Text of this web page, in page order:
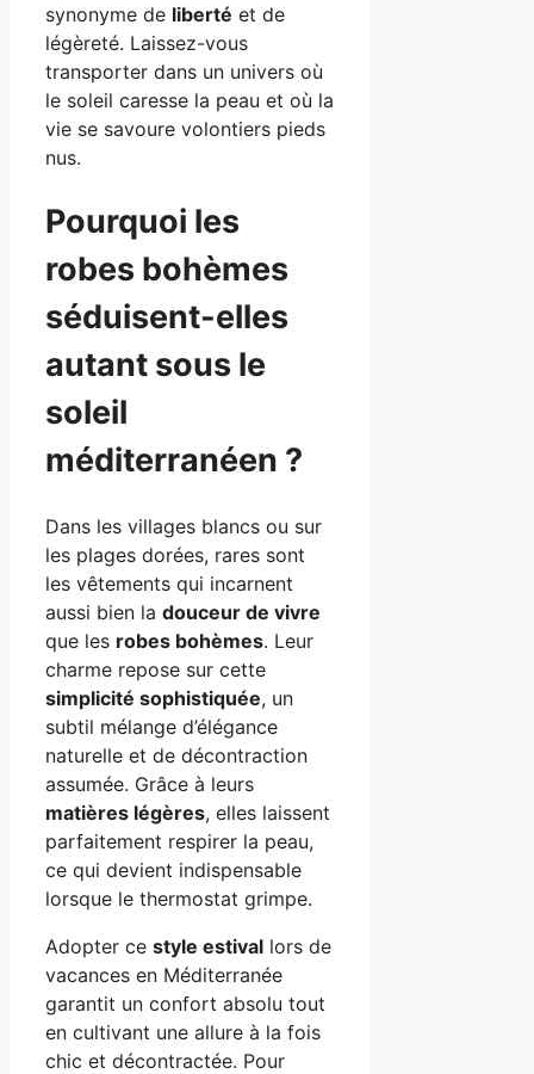
synonyme de liberté et de
légèreté. Laissez-vous
transporter dans un univers où
le soleil caresse la peau et où la
vie se savoure volontiers pieds
nus.
Pourquoi les
robes bohèmes
séduisent-elles
autant sous le
soleil
méditerranéen ?
Dans les villages blancs ou sur
les plages dorées, rares sont
les vêtements qui incarnent
aussi bien la douceur de vivre
que les robes bohèmes. Leur
charme repose sur cette
simplicité sophistiquée, un
subtil mélange d’élégance
naturelle et de décontraction
assumée. Grâce à leurs
matières légères, elles laissent
parfaitement respirer la peau,
ce qui devient indispensable
lorsque le thermostat grimpe.
Adopter ce style estival lors de
vacances en Méditerranée
garantit un confort absolu tout
en cultivant une allure à la fois
chic et décontractée. Pour